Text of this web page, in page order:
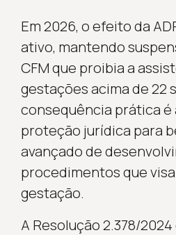
Em 2026, o efeito da
ativo, mantendo
CFM que proibia a
gestações acima de 22
consequência prática é
proteção jurídica para
avançado de
procedimentos que
gestação.
A Resolução 2.378/